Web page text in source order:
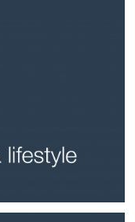
immense Vielfalt
Chromoberflächen
und Funktionalität.